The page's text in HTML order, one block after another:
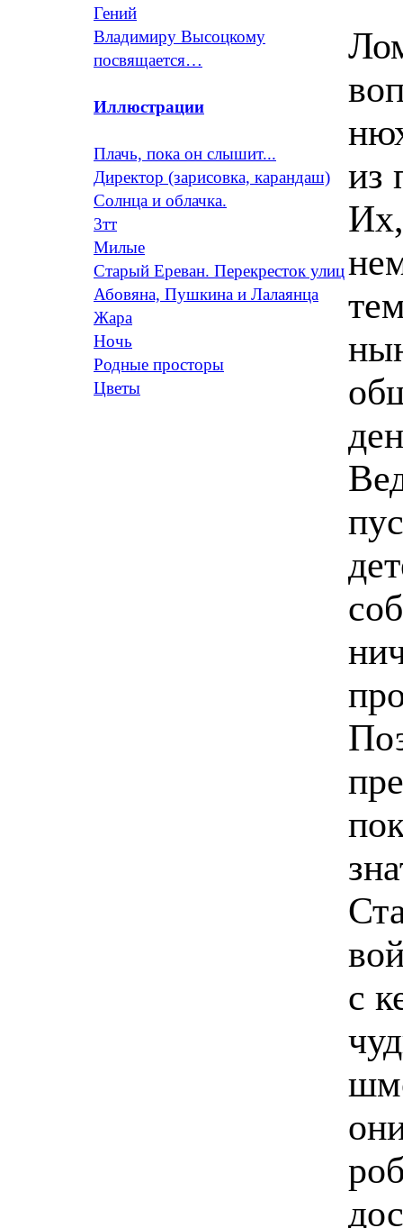
Гений
Владимиру Высоцкому
посвящается…
Иллюстрации
Плачь, пока он слышит...
Директор (зарисовка, карандаш)
Солнца и облачка.
3тт
Милые
Старый Ереван. Перекресток улиц
Абовяна, Пушкина и Лалаянца
Жара
Ночь
Родные просторы
Цветы
из
с